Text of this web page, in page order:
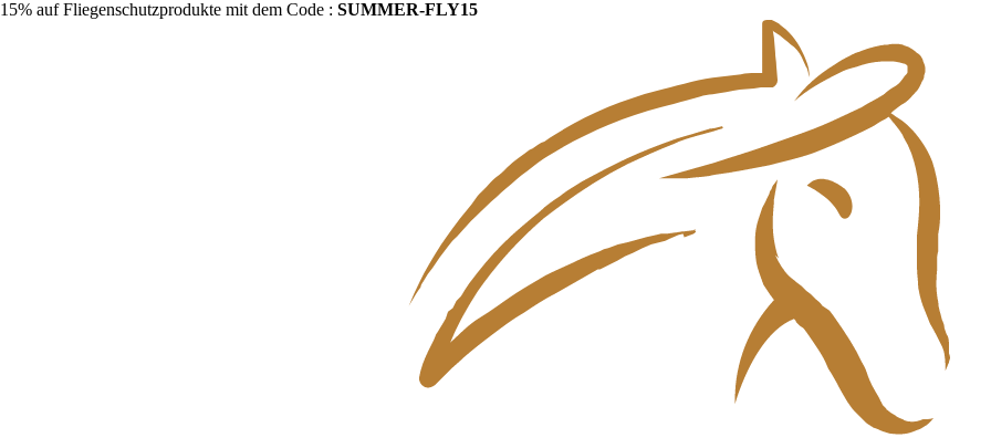
15% auf Fliegenschutzprodukte mit dem Code : SUMMER-FLY15